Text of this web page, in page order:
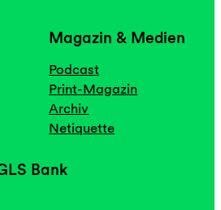
Magazin & Medien
Podcast
Print-Magazin
Archiv
Netiquette
Bank